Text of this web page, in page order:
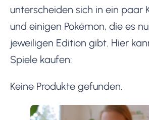
unterscheiden sich in ein paar
und einigen Pokémon, die es
jeweiligen Edition gibt. Hier
Spiele kaufen:
Keine Produkte gefunden.